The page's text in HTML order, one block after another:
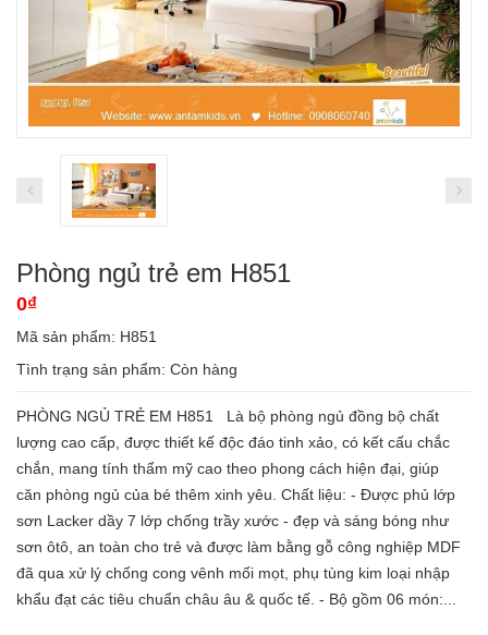
Phòng ngủ trẻ em H851
0₫
Mã sản phẩm: H851
Tình trạng sản phẩm: Còn hàng
PHÒNG NGỦ TRẺ EM H851 Là bộ phòng ngủ đồng bộ chất
lượng cao cấp, được thiết kế độc đáo tinh xảo, có kết cấu chắc
chắn, mang tính thẩm mỹ cao theo phong cách hiện đại, giúp
căn phòng ngủ của bé thêm xinh yêu. Chất liệu: - Được phủ lớp
sơn Lacker dầy 7 lớp chống trầy xước - đẹp và sáng bóng như
sơn ôtô, an toàn cho trẻ và được làm bằng gỗ công nghiệp MDF
đã qua xử lý chống cong vênh mối mọt, phụ tùng kim loại nhập
khẩu đạt các tiêu chuẩn châu âu & quốc tế. - Bộ gồm 06 món:...